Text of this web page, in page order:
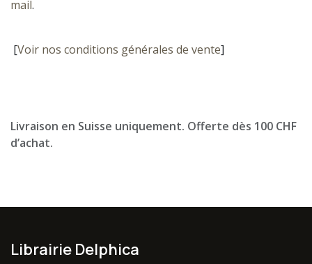
mail.
[Voir nos conditions générales de vente]
Livraison en Suisse uniquement. Offerte dès 100 CHF
d’achat.
Librairie Delphica